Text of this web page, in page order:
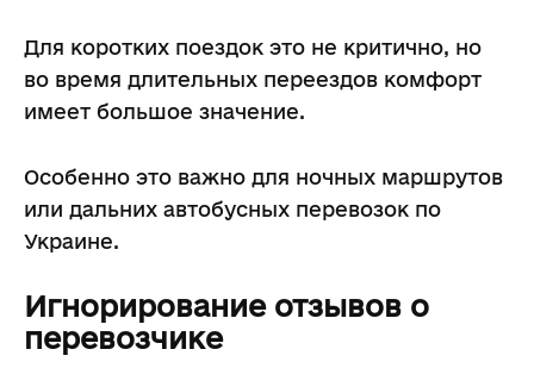
Для коротких поездок это не критично, но
во время длительных переездов комфорт
имеет большое значение.
Особенно это важно для ночных маршрутов
или дальних автобусных перевозок по
Украине.
Игнорирование отзывов о
перевозчике